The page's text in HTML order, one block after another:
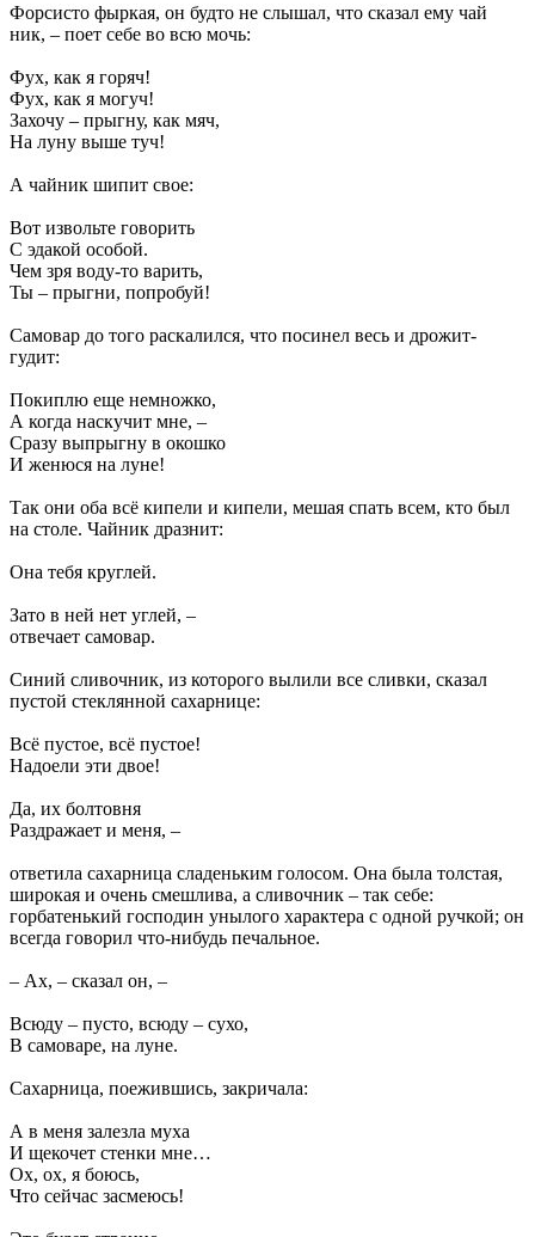
Форсисто фыркая, он будто не слышал, что сказал ему чай
ник, – поет себе во всю мочь:
Фух, как я горяч!
Фух, как я могуч!
Захочу – прыгну, как мяч,
На луну выше туч!
А чайник шипит свое:
Вот извольте говорить
С эдакой особой.
Чем зря воду-то варить,
Ты – прыгни, попробуй!
Самовар до того раскалился, что посинел весь и дрожит-
гудит:
Покиплю еще немножко,
А когда наскучит мне, –
Сразу выпрыгну в окошко
И женюся на луне!
Так они оба всё кипели и кипели, мешая спать всем, кто был
на столе. Чайник дразнит:
Она тебя круглей.
Зато в ней нет углей, –
отвечает самовар.
Синий сливочник, из которого вылили все сливки, сказал
пустой стеклянной сахарнице:
Всё пустое, всё пустое!
Надоели эти двое!
Да, их болтовня
Раздражает и меня, –
ответила сахарница сладеньким голосом. Она была толстая,
широкая и очень смешлива, а сливочник – так себе:
горбатенький господин унылого характера с одной ручкой; он
всегда говорил что-нибудь печальное.
– Ах, – сказал он, –
Всюду – пусто, всюду – сухо,
В самоваре, на луне.
Сахарница, поежившись, закричала:
А в меня залезла муха
И щекочет стенки мне…
Ох, ох, я боюсь,
Что сейчас засмеюсь!